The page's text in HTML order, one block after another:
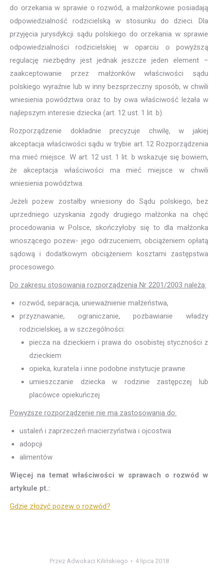
do orzekania w sprawie o rozwód, a małżonkowie posiadają
odpowiedzialność rodzicielską w stosunku do dzieci. Dla
przyjęcia jurysdykcji sądu polskiego do orzekania w sprawie
odpowiedzialności rodzicielskiej w oparciu o powyższą
regulację niezbędny jest jednak jeszcze jeden element –
zaakceptowanie przez małżonków właściwości sądu
polskiego wyraźnie lub w inny bezsprzeczny sposób, w chwili
wniesienia powództwa oraz to by owa właściwość leżała w
najlepszym interesie dziecka (art. 12 ust. 1 lit. b).
Rozporządzenie dokładnie precyzuje chwilę, w jakiej
akceptacja właściwości sądu w trybie art. 12 Rozporządzenia
ma mieć miejsce. W art. 12 ust. 1 lit. b wskazuje się bowiem,
że akceptacja właściwości ma mieć miejsce w chwili
wniesienia powództwa.
Jeżeli pozew zostałby wniesiony do Sądu polskiego, bez
uprzedniego uzyskania zgody drugiego małżonka na chęć
procedowania w Polsce, skończyłoby się to dla małżonka
wnoszącego pozew- jego odrzuceniem, obciążeniem opłatą
sądową i dodatkowym obciążeniem kosztami zastępstwa
procesowego.
Do zakresu stosowania rozporządzenia Nr 2201/2003 należą:
rozwód, separacja, unieważnienie małżeństwa,
przyznawanie, ograniczanie, pozbawianie władzy
rodzicielskiej, a w szczególności:
piecza na dzieckiem i prawa do osobistej styczności z
dzieckiem
opieka, kuratela i inne podobne instytucje prawne
umieszczanie dziecka w rodzinie zastępczej lub
placówce opiekuńczej
Powyższe rozporządzenie nie ma zastosowania do:
ustaleń i zaprzeczeń macierzyństwa i ojcostwa
adopcji
alimentów
Więcej na temat właściwości w sprawach o rozwód w
artykule pt.:
Gdzie złożyć pozew o rozwód?
Przez Adwokaci Kilińskiego 4 lipca 2018